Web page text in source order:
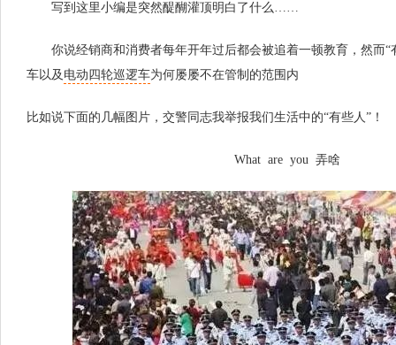
写到这里小编是突然醍醐灌顶明白了什么……
你说经销商和消费者每年开年过后都会被追着一顿教育，然而“
车以及 电动四轮巡逻车为何屡屡不在管制的范围内
比如说下面的几幅图片，交警同志我举报我们生活中的“有些人”！
What are you 弄啥